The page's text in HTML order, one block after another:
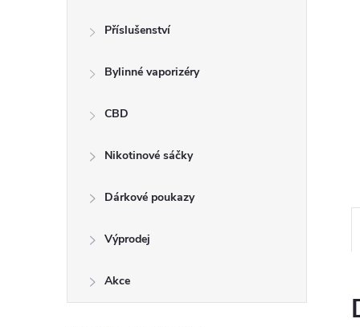
Příslušenství
Bylinné vaporizéry
CBD
Nikotinové sáčky
Dárkové poukazy
Výprodej
Akce